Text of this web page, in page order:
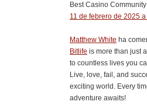
Best Casino
11 de febrero de 2025
Matthew White ha
Bitlife is more than just
to countless lives you
Live, love, fail, and
exciting world. Every
adventure awaits!